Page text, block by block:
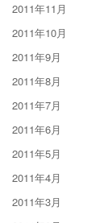
2011年11月
2011年10月
2011年9月
2011年8月
2011年7月
2011年6月
2011年5月
2011年4月
2011年3月